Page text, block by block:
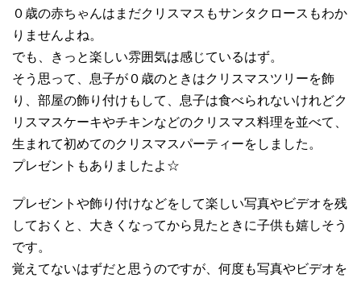
０歳の赤ちゃんはまだクリスマスもサンタクロースもわか
りませんよね。
でも、きっと楽しい雰囲気は感じているはず。
そう思って、息子が０歳のときはクリスマスツリーを飾
り、部屋の飾り付けもして、息子は食べられないけれどク
リスマスケーキやチキンなどのクリスマス料理を並べて、
生まれて初めてのクリスマスパーティーをしました。
プレゼントもありましたよ☆
プレゼントや飾り付けなどをして楽しい写真やビデオを残
しておくと、大きくなってから見たときに子供も嬉しそう
です。
覚えてないはずだと思うのですが、何度も写真やビデオを